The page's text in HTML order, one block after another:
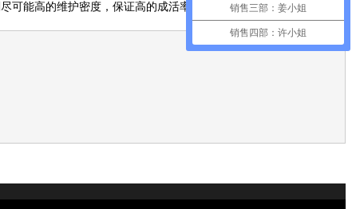
可能高的维护密度，保证高的成活率，提高升效率和利润。
销售三部：姜小姐
销售四部：许小姐